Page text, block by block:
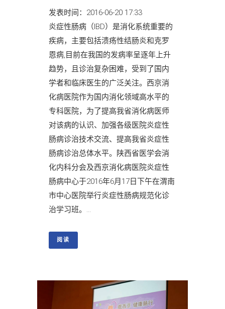
发表时间：2016-06-20 17:33
炎症性肠病（IBD）是消化系统重要的
疾病，主要包括溃疡性结肠炎和克罗
恩病,目前在我国的发病率呈逐年上升
趋势，且诊治复杂困难，受到了国内
学者和临床医生的广泛关注。西京消
化病医院作为国内消化领域高水平的
专科医院，为了提高我省消化病医师
对该病的认识、加强各级医院炎症性
肠病诊治技术交流、提高我省炎症性
肠病诊治总体水平。陕西省医学会消
化内科分会及西京消化病医院炎症性
肠病中心于2016年6月17日下午在渭南
市中心医院举行炎症性肠病规范化诊
治学习班。...
阅读